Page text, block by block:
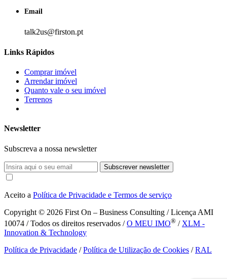
Email
talk2us@firston.pt
Links Rápidos
Comprar imóvel
Arrendar imóvel
Quanto vale o seu imóvel
Terrenos
Newsletter
Subscreva a nossa newsletter
Subscrever newsletter
Aceito a Política de Privacidade e Termos de serviço
Copyright © 2026 First On – Business Consulting / Licença AMI
10074 / Todos os direitos reservados /O MEU IMO® / XLM -
Innovation & Technology
Política de Privacidade /Política de Utilização de Cookies /RAL